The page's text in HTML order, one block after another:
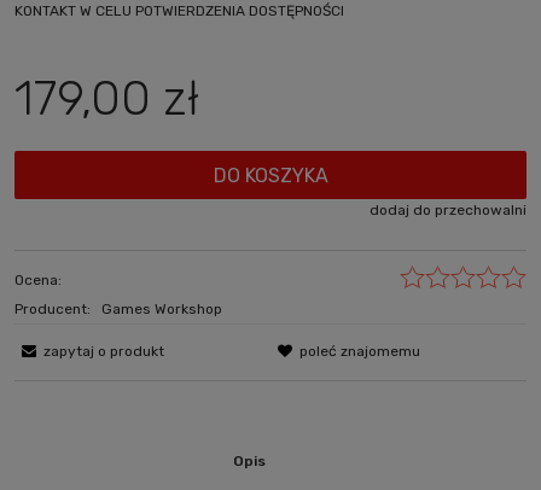
KONTAKT W CELU POTWIERDZENIA DOSTĘPNOŚCI
179,00 zł
DO KOSZYKA
dodaj do przechowalni
Ocena:
Producent:
Games Workshop
zapytaj o produkt poleć znajomemu
Opis